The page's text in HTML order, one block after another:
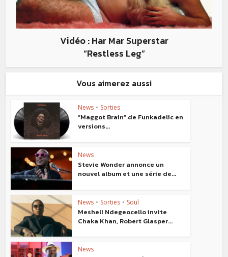
Vidéo : Har Mar Superstar
“Restless Leg”
Vous aimerez aussi
News • Sorties
“Maggot Brain” de Funkadelic en
versions...
News
Stevie Wonder annonce un
nouvel album et une série de...
News • Sorties • Soul
Meshell Ndegeocello invite
Chaka Khan, Robert Glasper...
News